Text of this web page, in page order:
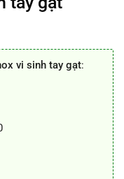
vi sinh tay gạt: